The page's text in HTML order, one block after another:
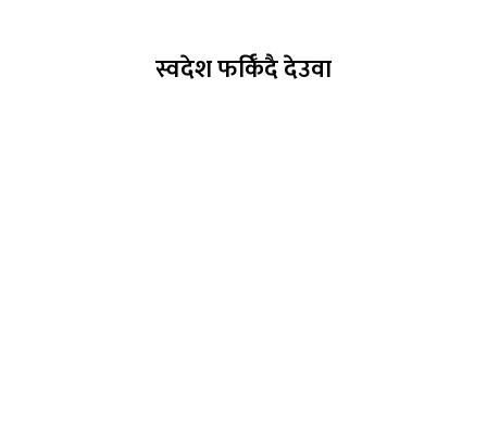
स्वदेश फर्किँदै देउवा